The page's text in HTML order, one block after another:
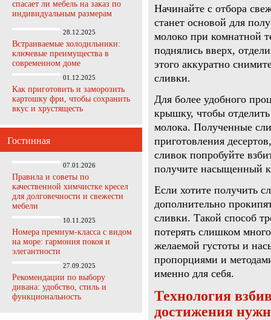
спасает ли мебель на заказ по
индивидуальным размерам
28.12.2025
Встраиваемые холодильники:
ключевые преимущества в
современном доме
01.12.2025
Как приготовить и заморозить
картошку фри, чтобы сохранить
вкус и хрустящесть
Гостинная
07.01.2026
Правила и советы по
качественной химчистке кресел
для долговечности и свежести
мебели
10.11.2025
Номера премиум-класса с видом
на море: гармония покоя и
элегантности
27.09.2025
Рекомендации по выбору
дивана: удобство, стиль и
функциональность
Начинайте с отбора
станет основой для
молоко при комнатной
поднялись вверх,
этого аккуратно
сливки.
Для более удобного
крышку, чтобы отделить
молока. Полученные
приготовления
сливок попробуйте
получите насыщенный
Если хотите получить
дополнительно
сливки. Такой способ
потерять слишком
желаемой густоты и
пропорциями и
именно для себя.
Технология
достижения